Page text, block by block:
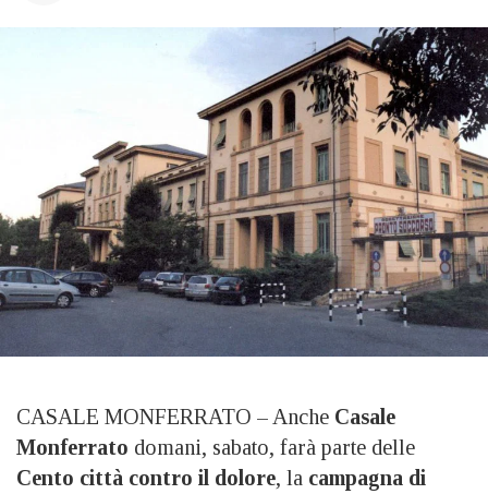
CASALE MONFERRATO – Anche Casale
Monferrato domani, sabato, farà parte delle
Cento città contro il dolore, la campagna di